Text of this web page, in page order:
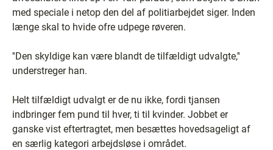
med speciale i netop den del af politiarbejdet siger. Inden
længe skal to hvide ofre udpege røveren.
''Den skyldige kan være blandt de tilfældigt udvalgte,''
understreger han.
Helt tilfældigt udvalgt er de nu ikke, fordi tjansen
indbringer fem pund til hver, ti til kvinder. Jobbet er
ganske vist eftertragtet, men besættes hovedsageligt af
en særlig kategori arbejdsløse i området.